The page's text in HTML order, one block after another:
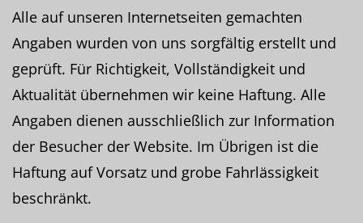
Alle auf unseren Internetseiten gemachten
Angaben wurden von uns sorgfältig erstellt und
geprüft. Für Richtigkeit, Vollständigkeit und
Aktualität übernehmen wir keine Haftung. Alle
Angaben dienen ausschließlich zur Information
der Besucher der Website. Im Übrigen ist die
Haftung auf Vorsatz und grobe Fahrlässigkeit
beschränkt.